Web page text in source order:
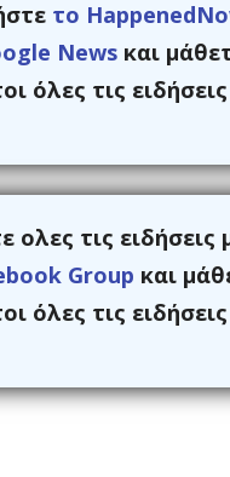
το
News και
όλες τις ειδήσεις
ολες τις ειδήσεις
Group και
όλες τις ειδήσεις